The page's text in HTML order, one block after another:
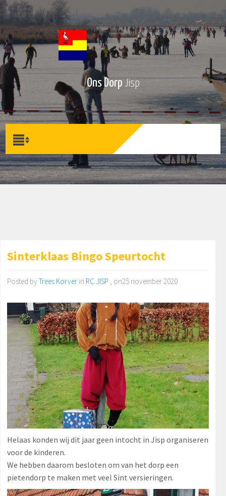
Ons Dorp Jisp
Sinterklaas Bingo Speurtocht
Posted by Trees Korverin RC JISP , on25 november 2020
Helaas konden wij dit jaar geen intocht in Jisp organiseren
voor de kinderen.
We hebben daarom besloten om van het dorp een
pietendorp te maken met veel Sint versieringen.